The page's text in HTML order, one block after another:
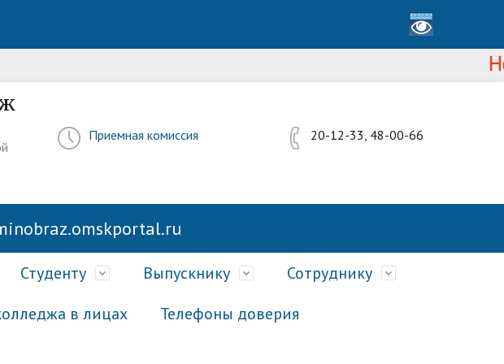
Приемная комиссия 20-12-33, 48-00-66
Студенту Выпускнику Сотруднику
в лицах
Телефоны доверия